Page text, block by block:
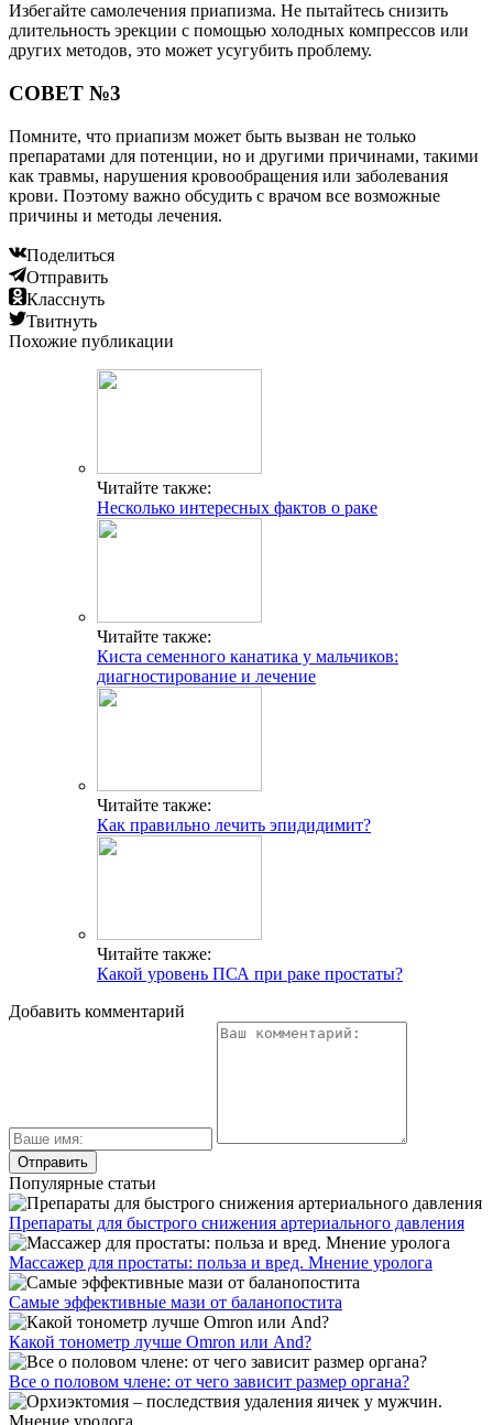
Избегайте самолечения приапизма. Не пытайтесь снизить
длительность эрекции с помощью холодных компрессов или
других методов, это может усугубить проблему.
СОВЕТ №3
Помните, что приапизм может быть вызван не только
препаратами для потенции, но и другими причинами, такими
как травмы, нарушения кровообращения или заболевания
крови. Поэтому важно обсудить с врачом все возможные
причины и методы лечения.
Поделиться
Отправить
Класснуть
Твитнуть
Похожие публикации
Читайте также:
Несколько интересных фактов о раке
Читайте также:
Киста семенного канатика у мальчиков:
диагностирование и лечение
Читайте также:
Как правильно лечить эпидидимит?
Читайте также:
Какой уровень ПСА при раке простаты?
Добавить комментарий
Популярные статьи
Препараты для быстрого снижения артериального давления
Массажер для простаты: польза и вред. Мнение уролога
Самые эффективные мази от баланопостита
Какой тонометр лучше Omron или And?
Все о половом члене: от чего зависит размер органа?